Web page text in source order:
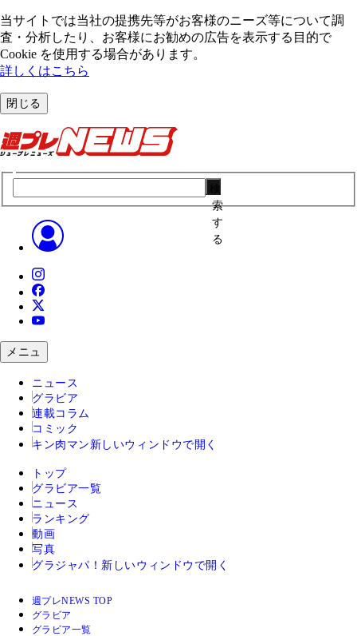
当サイトでは当社の提携先等がお客様のニーズ等について調
査・分析したり、お客様にお勧めの広告を表⽰する⽬的で
Cookie を使⽤する場合があります。
詳しくはこちら
閉じる
索
す
る
メニュ
ニュース
グラビア
連載コラム
コミック
キン肉マン 新しいウィンドウで開く
トップ
グラビア一覧
ニュース
ランキング
動画
写真
グラジャパ！ 新しいウィンドウで開く
週プレNEWS TOP
グラビア
グラビア一覧